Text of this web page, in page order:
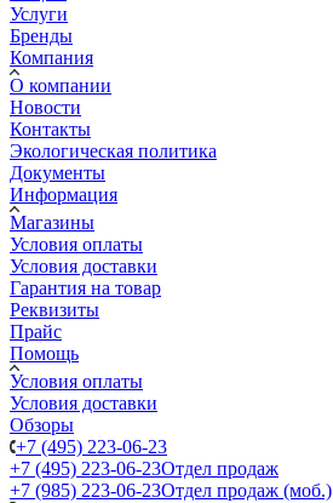
Услуги
Бренды
Компания
О компании
Новости
Контакты
Экологическая политика
Документы
Информация
Магазины
Условия оплаты
Условия доставки
Гарантия на товар
Реквизиты
Прайс
Помощь
Условия оплаты
Условия доставки
Обзоры
+7 (495) 223-06-23
+7 (495) 223-06-23Отдел продаж
+7 (985) 223-06-23Отдел продаж (моб.)